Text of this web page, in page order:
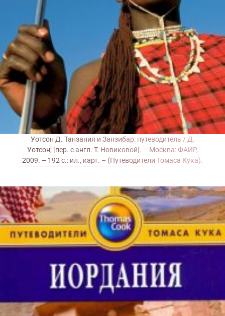
Уотсон Д. Танзания и Занзибар: путеводитель / Д.
Уотсон; [пер. с англ. Т. Новиковой]. – Москва: ФАИР,
2009. – 192 с.: ил., карт. – (Путеводители Томаса Кука).